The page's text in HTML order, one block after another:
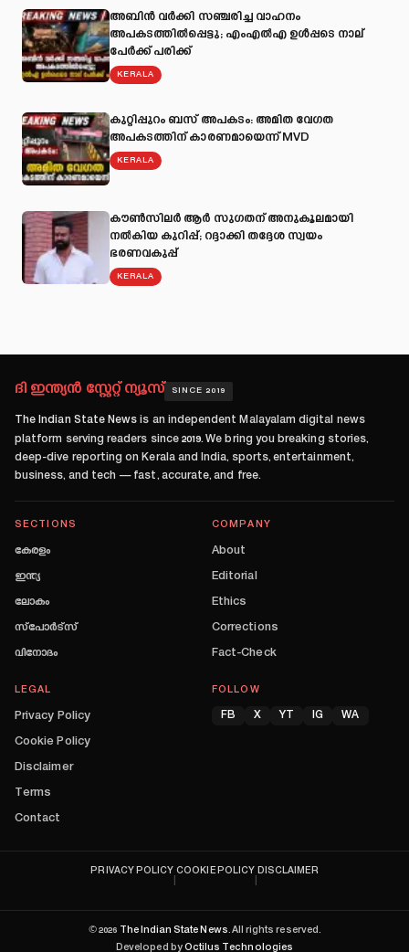
അബിന്‍ വര്‍ക്കി സഞ്ചരിച്ച വാഹനം
അപകടത്തില്‍പ്പെട്ടു; എംഎല്‍എ ഉള്‍പ്പടെ നാല്
പേര്‍ക്ക് പരിക്ക്
KERALA
കുറ്റിപ്പുറം ബസ് അപകടം: അമിത വേഗത
അപകടത്തിന് കാരണമായെന്ന് MVD
KERALA
കൗൺസിലർ ആർ സുഗതന് അനുകൂലമായി
നല്‍കിയ കുറിപ്പ്; റദ്ദാക്കി തദ്ദേശ സ്വയം
ഭരണവകുപ്പ്
KERALA
ദി ഇന്ത്യൻ സ്റ്റേറ്റ് ന്യൂസ് SINCE 2019
The Indian State News is an independent Malayalam digital news
platform serving readers since 2019. We bring you breaking stories,
deep-dive reporting on Kerala and India, sports, entertainment,
business, and tech — fast, accurate, and free.
SECTIONS
കേരളം
ഇന്ത്യ
ലോകം
സ്പോർട്സ്
വിനോദം
COMPANY
About
Editorial
Ethics
Corrections
Fact-Check
LEGAL
Privacy Policy
Cookie Policy
Disclaimer
Terms
Contact
FOLLOW
FB X YT IG WA
PRIVACY POLICY COOKIE POLICY DISCLAIMER
©2026 The Indian State News. All rights reserved.
Developed by Octilus Technologies